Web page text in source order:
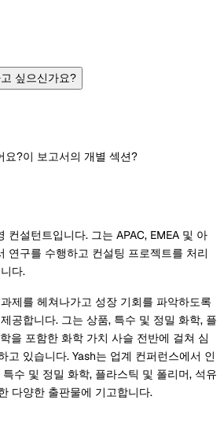
싶으신가요?
요?이 보고서의 개별 섹션?
컨설턴트입니다. 그는 APAC, EMEA 및 아
연구를 수행하고 컨설팅 프로젝트를 처리
다.
제를 헤쳐나가고 성장 기회를 파악하도록
공합니다. 그는 상품, 특수 및 정밀 화학, 플
을 포함한 화학 가치 사슬 전반에 걸쳐 심
고 있습니다. Yash는 업계 컨퍼런스에서 인
수 및 정밀 화학, 플라스틱 및 폴리머, 석유
다양한 출판물에 기고합니다.